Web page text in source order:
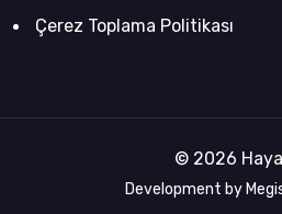
Çerez Toplama Politikası
© 2026
Development by